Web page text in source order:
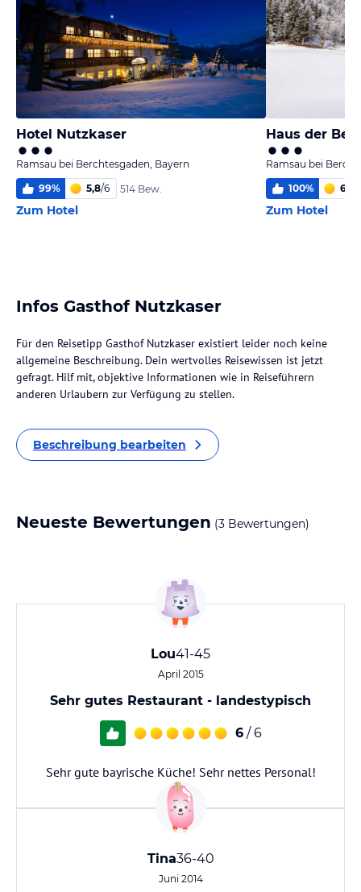
Hotel Nutzkaser
Ramsau bei Berchtesgaden, Bayern
99% 5,8/6 514 Bew.
Zum Hotel
Haus der
Ramsau bei
100% 6,0
Zum Hotel
Infos Gasthof Nutzkaser
Für den Reisetipp Gasthof Nutzkaser existiert leider noch keine
allgemeine Beschreibung. Dein wertvolles Reisewissen ist jetzt
gefragt. Hilf mit, objektive Informationen wie in Reiseführern
anderen Urlaubern zur Verfügung zu stellen.
Beschreibung bearbeiten
Neueste Bewertungen (3 Bewertungen)
Lou41-45
April 2015
Sehr gutes Restaurant - landestypisch
6 / 6
Sehr gute bayrische Küche! Sehr nettes Personal!
Tina36-40
Juni 2014